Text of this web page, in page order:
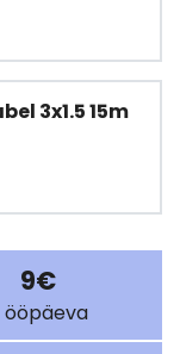
3x1.5 15m
9€
ööpäeva